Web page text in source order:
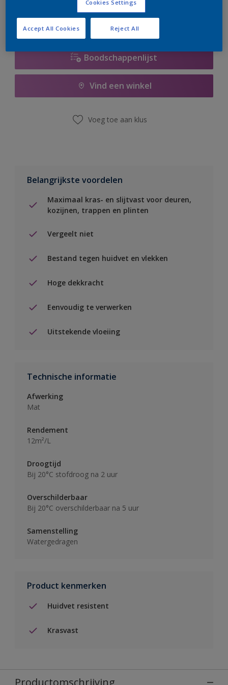
Boodschappenlijst
Vind een winkel
Voeg toe aan klus
Belangrijkste voordelen
Maximaal kras- en slijtvast voor deuren,
kozijnen, trappen en plinten
Vergeelt niet
Bestand tegen huidvet en vlekken
Hoge dekkracht
Eenvoudig te verwerken
Uitstekende vloeiing
Technische informatie
Afwerking
Mat
Rendement
12m²/L
Droogtijd
Bij 20°C stofdroog na 2 uur
Overschilderbaar
Bij 20°C overschilderbaar na 5 uur
Samenstelling
Watergedragen
Product kenmerken
Huidvet resistent
Krasvast
Productomschrijving
Cookies Settings
Reject All
Accept All Cookies